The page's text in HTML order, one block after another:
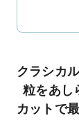
クラシカ
粒をあし
カットで